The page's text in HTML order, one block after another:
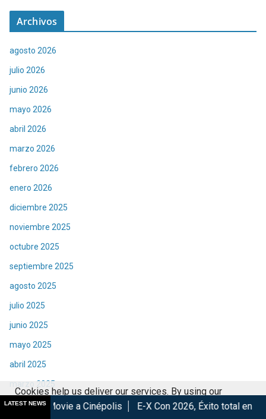
Archivos
agosto 2026
julio 2026
junio 2026
mayo 2026
abril 2026
marzo 2026
febrero 2026
enero 2026
diciembre 2025
noviembre 2025
octubre 2025
septiembre 2025
agosto 2025
julio 2025
junio 2025
mayo 2025
abril 2025
marzo 2025
febrero 2025
LATEST NEWS
Cinépolis E-X Con 2026, Éxito total en la convención.
Cookies help us deliver our services. By using our
services, you agree to our use of cookies.
Got it